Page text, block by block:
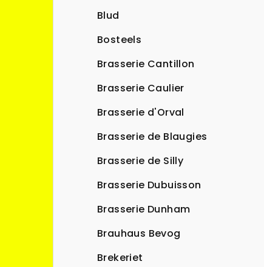
Blud
Bosteels
Brasserie Cantillon
Brasserie Caulier
Brasserie d'Orval
Brasserie de Blaugies
Brasserie de Silly
Brasserie Dubuisson
Brasserie Dunham
Brauhaus Bevog
Brekeriet